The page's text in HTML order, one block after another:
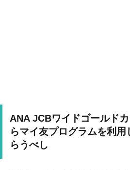
ANA JCBワイドゴールド
らマイ友プログラムを利用
らうべし